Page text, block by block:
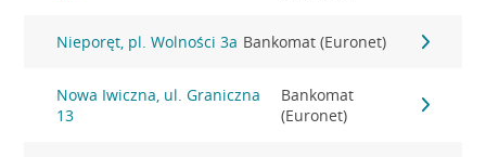
Nieporęt, pl. Wolności 3a Bankomat (Euronet)
Nowa Iwiczna, ul. Graniczna
13
Bankomat
(Euronet)